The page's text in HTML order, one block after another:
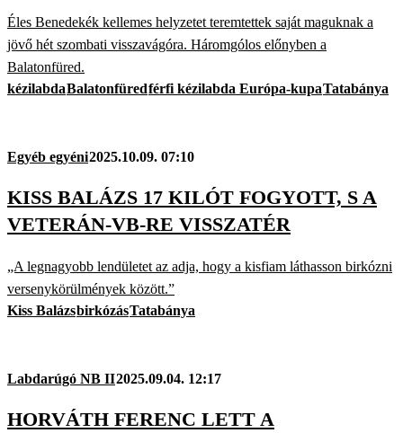
Éles Benedekék kellemes helyzetet teremtettek saját maguknak a
jövő hét szombati visszavágóra. Háromgólos előnyben a
Balatonfüred.
kézilabdaBalatonfüredférfi kézilabda Európa-kupaTatabánya
Egyéb egyéni2025.10.09. 07:10
KISS BALÁZS 17 KILÓT FOGYOTT, S A
VETERÁN-VB-RE VISSZATÉR
„A legnagyobb lendületet az adja, hogy a kisfiam láthasson birkózni
versenykörülmények között.”
Kiss BalázsbirkózásTatabánya
Labdarúgó NB II2025.09.04. 12:17
HORVÁTH FERENC LETT A